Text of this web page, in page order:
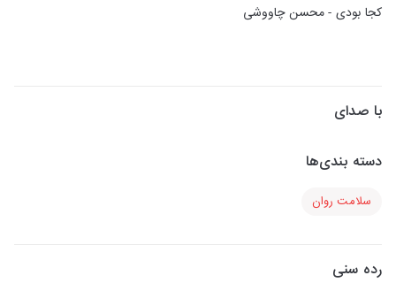
کجا بودی - محسن چاووشی
با صدای
دسته بندی‌ها
سلامت روان
رده سنی